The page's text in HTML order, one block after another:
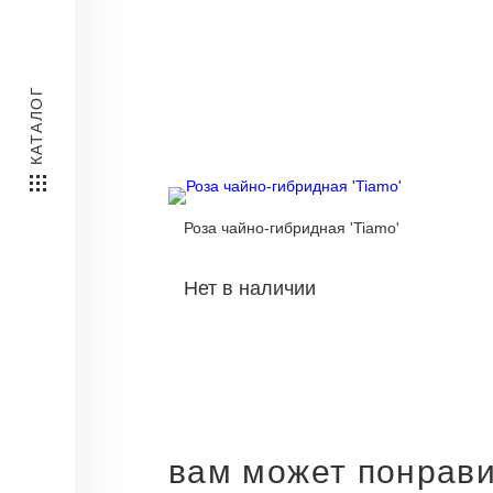
КАТАЛОГ
Роза чайно-гибридная 'Tiamo'
Нет в наличии
вам может